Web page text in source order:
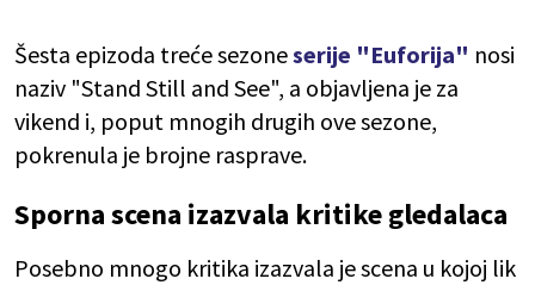
Šesta epizoda treće sezoneserije "Euforija" nosi
naziv "Stand Still and See", a objavljena je za
vikend i, poput mnogih drugih ove sezone,
pokrenula je brojne rasprave.
Sporna scena izazvala kritike gledalaca
Posebno mnogo kritika izazvala je scena u kojoj lik